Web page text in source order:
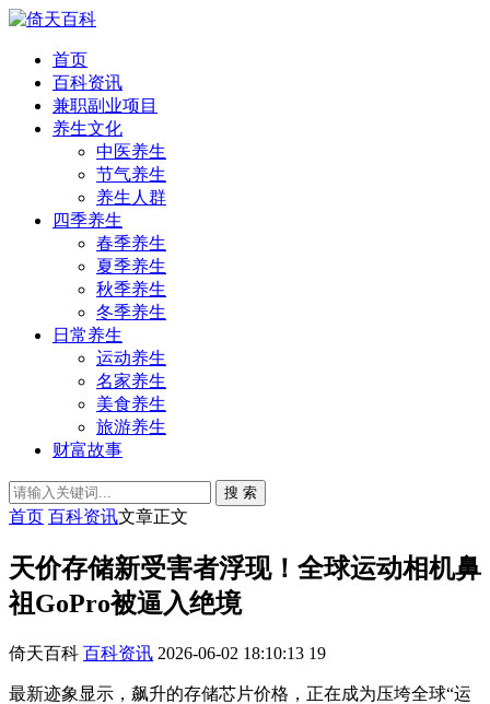
首页
百科资讯
兼职副业项目
养生文化
中医养生
节气养生
养生人群
四季养生
春季养生
夏季养生
秋季养生
冬季养生
日常养生
运动养生
名家养生
美食养生
旅游养生
财富故事
搜 索
首页 百科资讯文章正文
天价存储新受害者浮现！全球运动相机鼻
祖GoPro被逼入绝境
倚天百科 百科资讯 2026-06-02 18:10:13 19
最新迹象显示，飙升的存储芯片价格，正在成为压垮全球“运